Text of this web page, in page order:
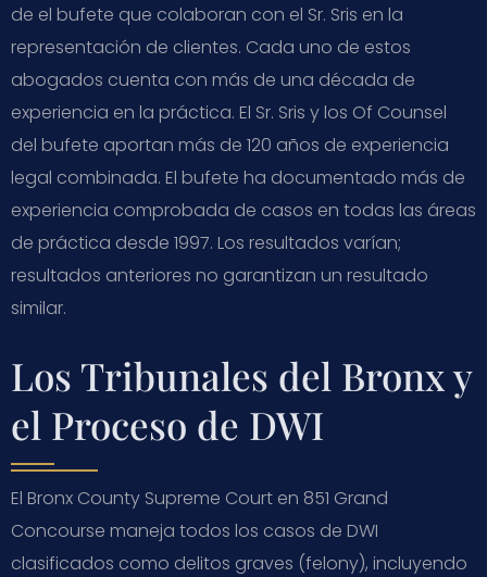
de el bufete que colaboran con el Sr. Sris en la
representación de clientes. Cada uno de estos
abogados cuenta con más de una década de
experiencia en la práctica. El Sr. Sris y los Of Counsel
del bufete aportan más de 120 años de experiencia
legal combinada. El bufete ha documentado más de
experiencia comprobada de casos en todas las áreas
de práctica desde 1997. Los resultados varían;
resultados anteriores no garantizan un resultado
similar.
Los Tribunales del Bronx y
el Proceso de DWI
El Bronx County Supreme Court en 851 Grand
Concourse maneja todos los casos de DWI
clasificados como delitos graves (felony), incluyendo